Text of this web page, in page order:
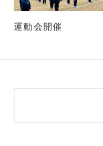
運動会開催